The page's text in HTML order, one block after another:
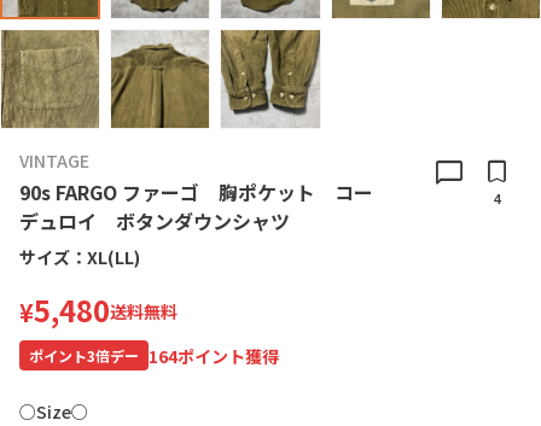
VINTAGE
90s FARGO ファーゴ 胸ポケット コー
デュロイ ボタンダウンシャツ
chat_bubble bookmark
4
サイズ： XL(LL)
¥5,480送料無料
ポイント3倍デー 164ポイント獲得
○Size○